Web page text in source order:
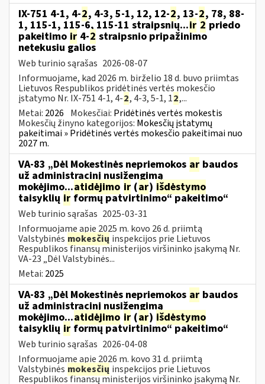
IX-751 4-1, 4-2, 4-3, 5-1, 12, 12-2, 13-2, 78, 88-
1, 115-1, 115-6, 115-11 straipsnių...ir 2 priedo
pakeitimo ir 4-2 straipsnio pripažinimo
netekusiu galios
Web turinio sąrašas 2026-08-07
Informuojame, kad 2026 m. birželio 18 d. buvo priimtas
Lietuvos Respublikos pridėtinės vertės mokesčio
įstatymo Nr. IX-751 4-1, 4-2, 4-3, 5-1, 12,...
Metai: 2026 Mokesčiai: Pridėtinės vertės mokestis
Mokesčių žinyno kategorijos: Mokesčių įstatymų
pakeitimai » Pridėtinės vertės mokesčio pakeitimai nuo
2027 m.
VA-83 „Dėl Mokestinės nepriemokos ar baudos
už administracinį nusižengimą
mokėjimo...atidėjimo ir (ar) išdėstymo
taisyklių ir formų patvirtinimo“ pakeitimo“
Web turinio sąrašas 2025-03-31
Informuojame apie 2025 m. kovo 26 d. priimtą
Valstybinės mokesčių inspekcijos prie Lietuvos
Respublikos finansų ministerijos viršininko įsakymą Nr.
VA-23 „Dėl Valstybinės...
Metai: 2025
VA-83 „Dėl Mokestinės nepriemokos ar baudos
už administracinį nusižengimą
mokėjimo...atidėjimo ir (ar) išdėstymo
taisyklių ir formų patvirtinimo“ pakeitimo“
Web turinio sąrašas 2026-04-08
Informuojame apie 2026 m. kovo 31 d. priimtą
Valstybinės mokesčių inspekcijos prie Lietuvos
Respublikos finansų ministerijos viršininko įsakymą Nr.